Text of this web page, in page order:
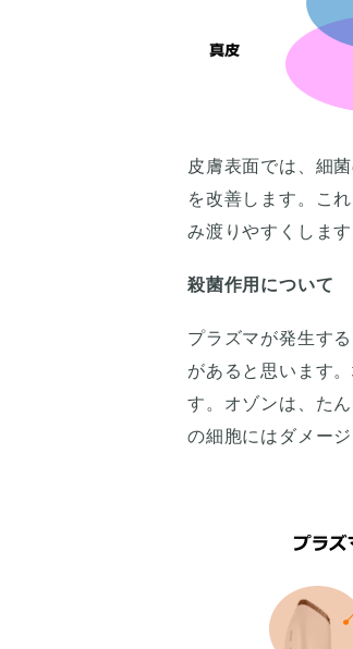
皮膚表面では、細
を改善します。こ
み渡りやすくしま
殺菌作用について
プラズマが発生す
があると思います
す。オゾンは、た
の細胞にはダメー